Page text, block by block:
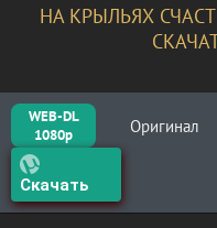
НА КРЫЛЬЯХ
WEB-DL
1080p
Оригинал
Скачать